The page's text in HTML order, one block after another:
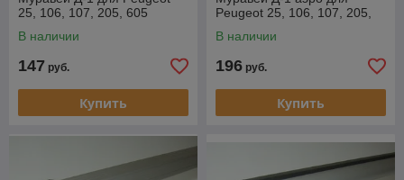
25, 106, 107, 205, 605
В наличии
147 руб.
Купить
Peugeot 25, 106, 107, 205,
В наличии
196 руб.
Купить